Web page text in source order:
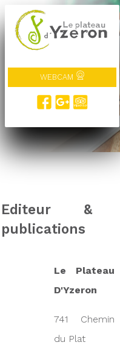
WEBCAM
Editeur &
publications
Le Plateau
D'Yzeron
741 Chemin
du Plat